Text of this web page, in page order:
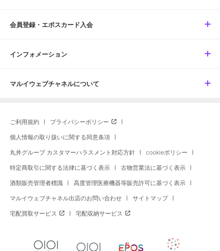
会員登録・エポスカード入会
インフォメーション
マルイウェブチャネルについて
ご利用規約 プライバシーポリシー
個人情報の取り扱いに関する同意条項
丸井グループ カスタマーハラスメント対応方針 cookieポリシー
特定商取引に関する法律に基づく表示 古物営業法に基づく表示
酒類販売管理者標識 高度管理医療機器等販売許可に基づく表示
マルイウェブチャネル出店のお問い合わせ サイトマップ
宅配買取サービス 宅配収納サービス